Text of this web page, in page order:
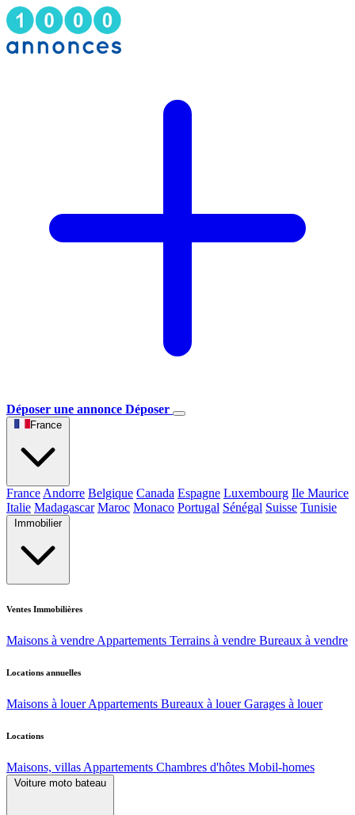
Déposer une annonce Déposer
France
France Andorre Belgique Canada Espagne Luxembourg Ile Maurice
Italie Madagascar Maroc Monaco Portugal Sénégal Suisse Tunisie
Immobilier
Ventes Immobilières
Maisons à vendre Appartements Terrains à vendre Bureaux à vendre
Locations annuelles
Maisons à louer Appartements Bureaux à louer Garages à louer
Locations
Maisons, villas Appartements Chambres d'hôtes Mobil-homes
Voiture moto bateau